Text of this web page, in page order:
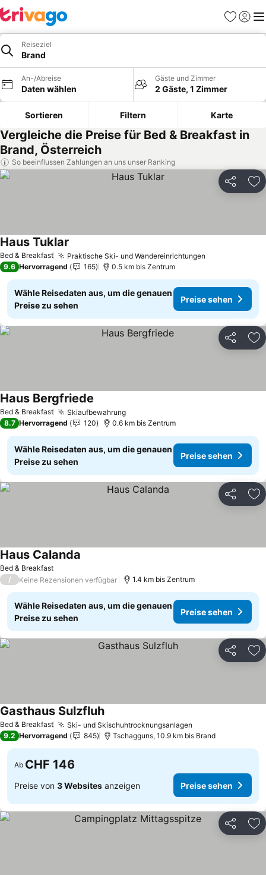
Favoriten
Reiseziel
Brand
An-/Abreise
Daten wählen
Gäste und Zimmer
2 Gäste, 1 Zimmer
Sortieren Filtern Karte
Vergleiche die Preise für Bed & Breakfast in
Brand, Österreich
So beeinflussen Zahlungen an uns unser Ranking
Teilen
Bed & Breakfast Praktische Ski- und Wandereinrichtungen
Haus Tuklar
9.6 Hervorragend 165 0.5 km bis Zentrum
Wähle Reisedaten aus, um die genauen
Preise zu sehen
Preise sehen
Teilen
Bed & Breakfast Skiaufbewahrung
Haus Bergfriede
8.7 Hervorragend 120 0.6 km bis Zentrum
Wähle Reisedaten aus, um die genauen
Preise zu sehen
Preise sehen
Teilen
Bed & Breakfast
Haus Calanda
/ Keine Rezensionen verfügbar 1.4 km bis Zentrum
Wähle Reisedaten aus, um die genauen
Preise zu sehen
Preise sehen
Teilen
Bed & Breakfast Ski- und Skischuhtrocknungsanlagen
Gasthaus Sulzfluh
9.2 Hervorragend 845 Tschagguns, 10.9 km bis Brand
Ab CHF 146
Preise von 3 Websites anzeigen Preise sehen
Teilen